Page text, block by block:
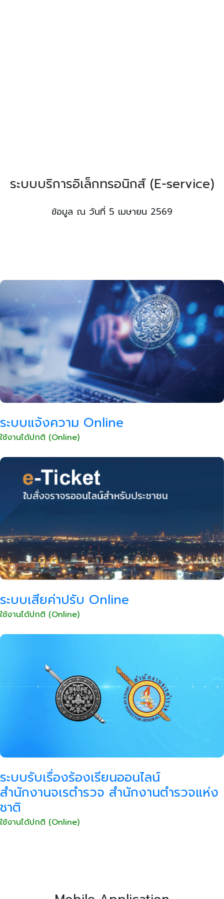
ระบบบริการอิเล็กทรอนิกส์ (E-service)
ข้อมูล ณ วันที่ 5 เมษายน 2569
ระบบแจ้งความ Online
ใช้งานได้ปกติ (Online)
ระบบเสียค่าปรับ Online
ใช้งานได้ปกติ (Online)
ระบบรับเรื่องร้องเรียนออนไลน์
สำนักงานจเรตำรวจ สำนักงานตำรวจแห่ง
ชาติ
ใช้งานได้ปกติ (Online)